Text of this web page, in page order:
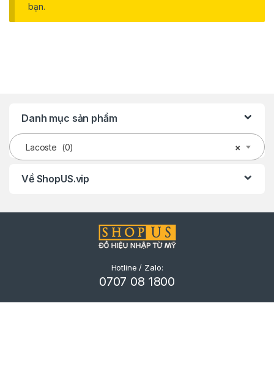
bạn.
Danh mục sản phẩm
×
Lacoste (0)
Về ShopUS.vip
Hotline / Zalo:
0707 08 1800